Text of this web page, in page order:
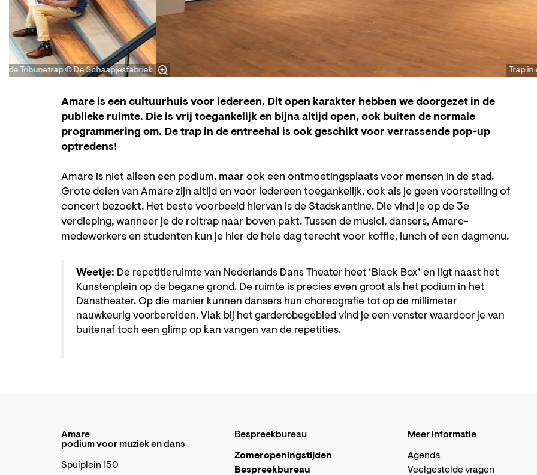
de Tribunetrap © De Schaapjesfabriek Trap
Amare is een cultuurhuis voor iedereen. Dit open karakter hebben we doorgezet in de
publieke ruimte. Die is vrij toegankelijk en bijna altijd open, ook buiten de normale
programmering om. De trap in de entreehal is ook geschikt voor verrassende pop-up
optredens!
Amare is niet alleen een podium, maar ook een ontmoetingsplaats voor mensen in de stad.
Grote delen van Amare zijn altijd en voor iedereen toegankelijk, ook als je geen voorstelling of
concert bezoekt. Het beste voorbeeld hiervan is de Stadskantine. Die vind je op de 3e
verdieping, wanneer je de roltrap naar boven pakt. Tussen de musici, dansers, Amare-
medewerkers en studenten kun je hier de hele dag terecht voor koffie, lunch of een dagmenu.
Weetje: De repetitieruimte van Nederlands Dans Theater heet ‘Black Box’ en ligt naast het
Kunstenplein op de begane grond. De ruimte is precies even groot als het podium in het
Danstheater. Op die manier kunnen dansers hun choreografie tot op de millimeter
nauwkeurig voorbereiden. Vlak bij het garderobegebied vind je een venster waardoor je van
buitenaf toch een glimp op kan vangen van de repetities.
Amare
podium voor muziek en dans
Spuiplein 150
Bespreekbureau
Zomeropeningstijden
Bespreekbureau
Meer informatie
Agenda
Veelgestelde vragen